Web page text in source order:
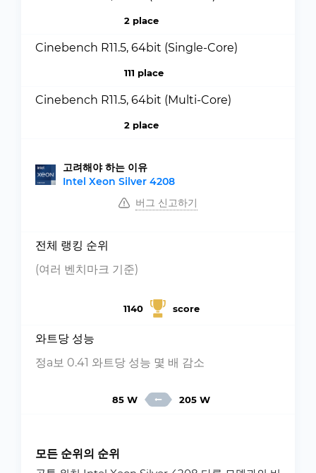
2 place
Cinebench R11.5, 64bit (Single-Core)
111 place
Cinebench R11.5, 64bit (Multi-Core)
2 place
고려해야 하는 이유
Intel Xeon Silver 4208
버그 신고하기
전체 랭킹 순위
(여러 벤치마크 기준)
1140 score
와트당 성능
정a보 0.41 와트당 성능 몇 배 감소
85 W 205 W
모든 순위의 순위